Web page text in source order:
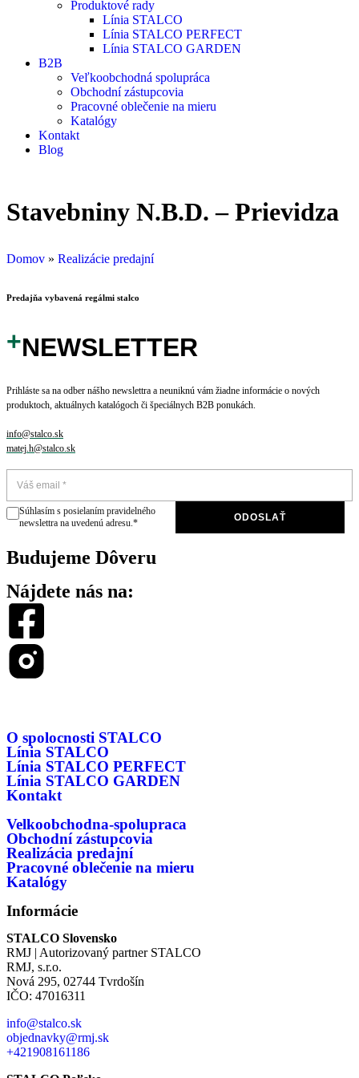
Produktové rady
Línia STALCO
Línia STALCO PERFECT
Línia STALCO GARDEN
B2B
Veľkoobchodná spolupráca
Obchodní zástupcovia
Pracovné oblečenie na mieru
Katalógy
Kontakt
Blog
Stavebniny N.B.D. – Prievidza
Domov » Realizácie predajní
Predajňa vybavená regálmi stalco
+NEWSLETTER
Prihláste sa na odber nášho newslettra a neuniknú vám žiadne informácie o nových
produktoch, aktuálnych katalógoch či špeciálnych B2B ponukách.
info@stalco.sk
matej.h@stalco.sk
Súhlasím s posielaním pravidelného
newslettra na uvedenú adresu.*
ODOSLAŤ
Budujeme Dôveru
Nájdete nás na:
O spolocnosti STALCO
Línia STALCO
Línia STALCO PERFECT
Línia STALCO GARDEN
Kontakt
Velkoobchodna-spolupraca
Obchodní zástupcovia
Realizácia predajní
Pracovné oblečenie na mieru
Katalógy
Informácie
STALCO Slovensko
RMJ | Autorizovaný partner STALCO
RMJ, s.r.o.
Nová 295, 02744 Tvrdošín
IČO: 47016311
info@stalco.sk
objednavky@rmj.sk
+421908161186
Marketing
správania
počas návštevy
našej stránky
zvyšujete šancu
na zobrazenie
kvalitnejšie
prispôsobeného